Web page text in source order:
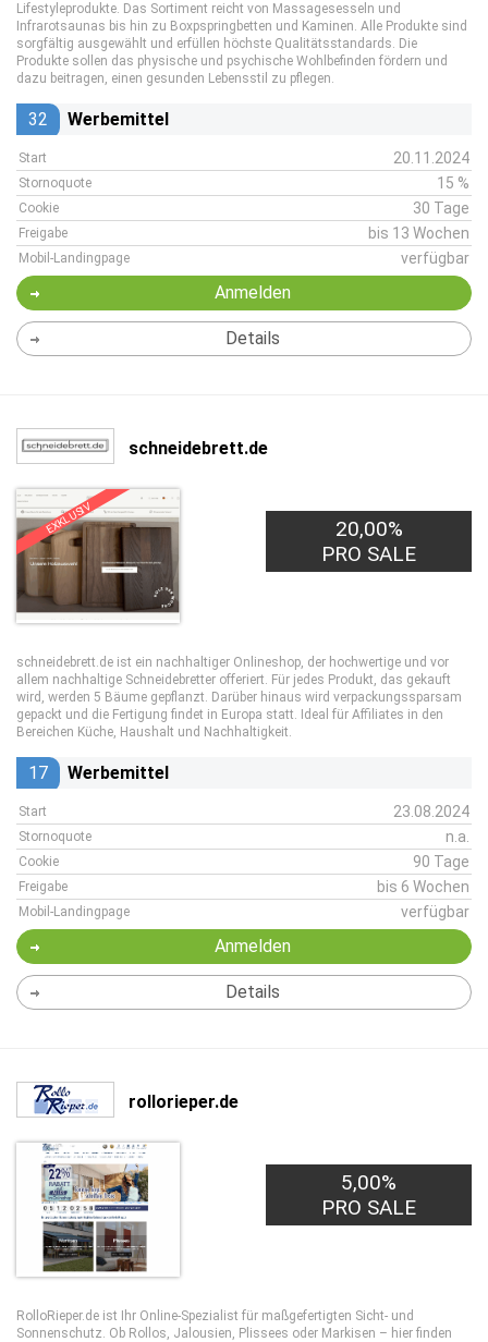
Lifestyleprodukte. Das Sortiment reicht von Massagesesseln und
Infrarotsaunas bis hin zu Boxpspringbetten und Kaminen. Alle Produkte sind
sorgfältig ausgewählt und erfüllen höchste Qualitätsstandards. Die
Produkte sollen das physische und psychische Wohlbefinden fördern und
dazu beitragen, einen gesunden Lebensstil zu pflegen.
32 Werbemittel
Start 20.11.2024
Stornoquote 15 %
Cookie 30 Tage
Freigabe bis 13 Wochen
Mobil-Landingpage verfügbar
Anmelden
Details
schneidebrett.de
EXKLUSIV
20,00%
PRO SALE
schneidebrett.de ist ein nachhaltiger Onlineshop, der hochwertige und vor
allem nachhaltige Schneidebretter offeriert. Für jedes Produkt, das gekauft
wird, werden 5 Bäume gepflanzt. Darüber hinaus wird verpackungssparsam
gepackt und die Fertigung findet in Europa statt. Ideal für Affiliates in den
Bereichen Küche, Haushalt und Nachhaltigkeit.
17 Werbemittel
Start 23.08.2024
Stornoquote n.a.
Cookie 90 Tage
Freigabe bis 6 Wochen
Mobil-Landingpage verfügbar
Anmelden
Details
rollorieper.de
5,00%
PRO SALE
RolloRieper.de ist Ihr Online-Spezialist für maßgefertigten Sicht- und
Sonnenschutz. Ob Rollos, Jalousien, Plissees oder Markisen – hier finden